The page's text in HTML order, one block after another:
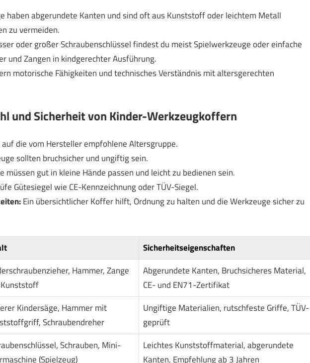
haben abgerundete Kanten und sind oft aus Kunststoff oder leichtem Metall
zu vermeiden.
oder großer Schraubenschlüssel findest du meist Spielwerkzeuge oder einfache
und Zangen in kindgerechter Ausführung.
motorische Fähigkeiten und technisches Verständnis mit altersgerechten
und Sicherheit von Kinder-Werkzeugkoffern
die vom Hersteller empfohlene Altersgruppe.
sollten bruchsicher und ungiftig sein.
müssen gut in kleine Hände passen und leicht zu bedienen sein.
Gütesiegel wie CE-Kennzeichnung oder TÜV-Siegel.
Ein übersichtlicher Koffer hilft, Ordnung zu halten und die Werkzeuge sicher zu
Sicherheitseigenschaften
Hammer, Zange
Abgerundete Kanten, Bruchsicheres Material,
CE- und EN71-Zertifikat
Kindersäge, Hammer mit
Schraubendreher
Ungiftige Materialien, rutschfeste Griffe, TÜV-
geprüft
Schrauben, Mini-
(Spielzeug)
Leichtes Kunststoffmaterial, abgerundete
Kanten, Empfehlung ab 3 Jahren